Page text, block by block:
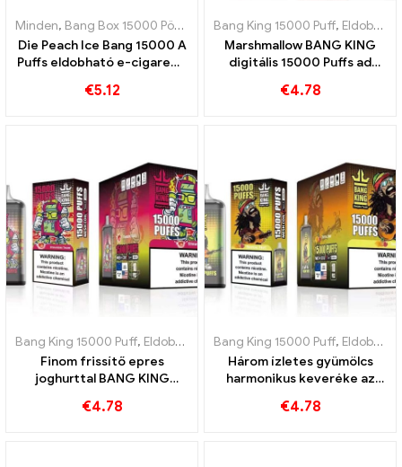
Minden, Bang Box 15000 Pöfékel
Eldobható e-cigaretta
Die Peach Ice Bang 15000 A
Puffs eldobható e-cigaretta
édességét a frissítő
€5.12
Bang King 15000 Puff, Eldobható e-cigaretta Svédország
Marshmallow BANG KING
digitális 15000 Puffs ad
mályvacukor falat
€4.78
Bang King 15000 Puff, Eldobható e-cigaretta Svédország ,
Finom frissítő epres
joghurttal BANG KING
€4.78
Bang King 15000 Puff, Eldobható e-cigaretta Svédország
Három ízletes gyümölcs
harmonikus keveréke az
élményért 15000 PUFFOK
€4.78